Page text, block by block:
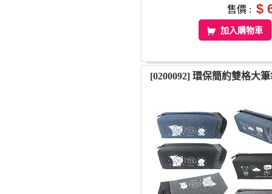
售價 : $
加入購物車
[0200092] 環保簡約雙格大